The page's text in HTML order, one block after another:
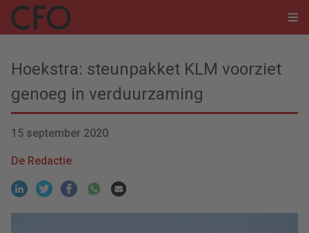
Hoekstra: steunpakket KLM voorziet
genoeg in verduurzaming
15 september 2020
De Redactie